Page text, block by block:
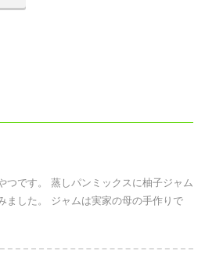
つです。 蒸しパンミックスに柚子ジャム
ました。 ジャムは実家の母の手作りで